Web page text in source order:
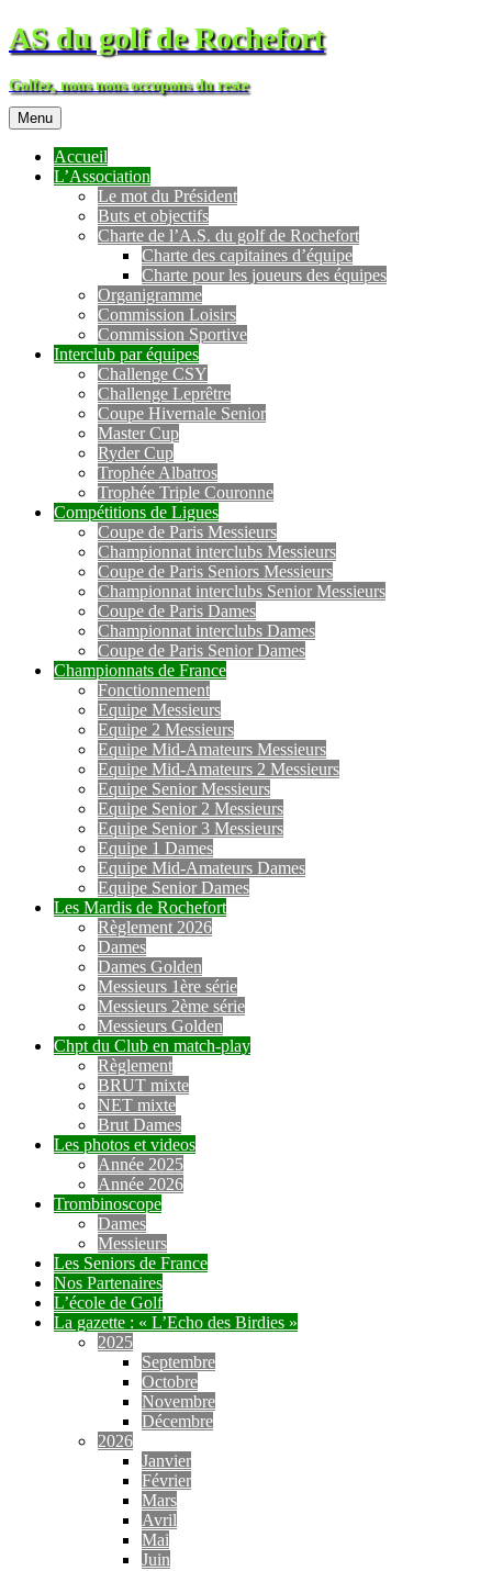
AS du golf de Rochefort
Golfez, nous nous occupons du reste
Menu
Accueil
L’Association
Le mot du Président
Buts et objectifs
Charte de l’A.S. du golf de Rochefort
Charte des capitaines d’équipe
Charte pour les joueurs des équipes
Organigramme
Commission Loisirs
Commission Sportive
Interclub par équipes
Challenge CSY
Challenge Leprêtre
Coupe Hivernale Senior
Master Cup
Ryder Cup
Trophée Albatros
Trophée Triple Couronne
Compétitions de Ligues
Coupe de Paris Messieurs
Championnat interclubs Messieurs
Coupe de Paris Seniors Messieurs
Championnat interclubs Senior Messieurs
Coupe de Paris Dames
Championnat interclubs Dames
Coupe de Paris Senior Dames
Championnats de France
Fonctionnement
Equipe Messieurs
Equipe 2 Messieurs
Equipe Mid-Amateurs Messieurs
Equipe Mid-Amateurs 2 Messieurs
Equipe Senior Messieurs
Equipe Senior 2 Messieurs
Equipe Senior 3 Messieurs
Equipe 1 Dames
Equipe Mid-Amateurs Dames
Equipe Senior Dames
Les Mardis de Rochefort
Règlement 2026
Dames
Dames Golden
Messieurs 1ère série
Messieurs 2ème série
Messieurs Golden
Chpt du Club en match-play
Règlement
BRUT mixte
NET mixte
Brut Dames
Les photos et videos
Année 2025
Année 2026
Trombinoscope
Dames
Messieurs
Les Seniors de France
Nos Partenaires
L’école de Golf
La gazette : « L’Echo des Birdies »
2025
Septembre
Octobre
Novembre
Décembre
2026
Janvier
Février
Mars
Avril
Mai
Juin